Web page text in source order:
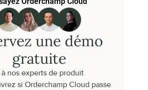
une démo
gratuite
à nos experts de produit
si Orderchamp Cloud passe